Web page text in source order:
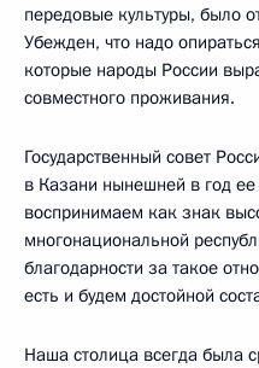
передовые культуры, было
Убежден, что надо
которые народы России
совместного проживания.
Государственный совет
в Казани нынешней в год
воспринимаем как знак
многонациональной
благодарности за такое
есть и будем достойной
Наша столица всегда была